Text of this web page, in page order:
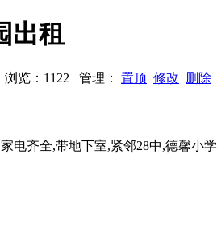
出租
浏览：1122 管理： 置顶 修改 删除
电齐全,带地下室,紧邻28中,德馨小学